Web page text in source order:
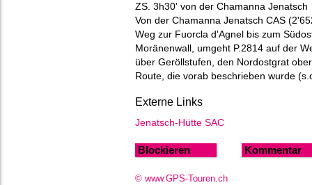
ZS. 3h30' von der Chamanna
Von der Chamanna Jenatsch CAS
Weg zur Fuorcla d'Agnel bis zum
Moränenwall, umgeht P.2814 auf der
über Geröllstufen, den Nordostgrat
Route, die vorab beschrieben wurde
Externe Links
Jenatsch-Hütte SAC
Blockieren Kommentar
© www.GPS-Touren.ch